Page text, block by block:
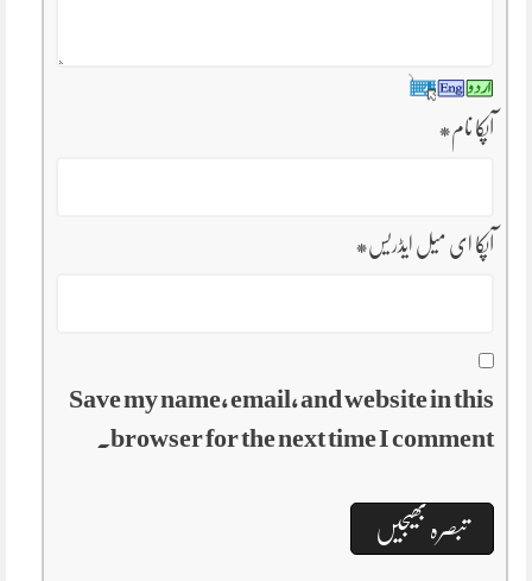
آپکا نام*
آپکا ای میل ایڈریس*
Save my name, email, and website in this
browser for the next time I comment.